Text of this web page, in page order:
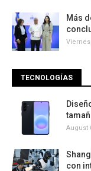
Más
TECNOLOGÍAS
August
con